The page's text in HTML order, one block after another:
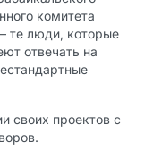
комитета
те люди, которые
отвечать на
своих проектов с